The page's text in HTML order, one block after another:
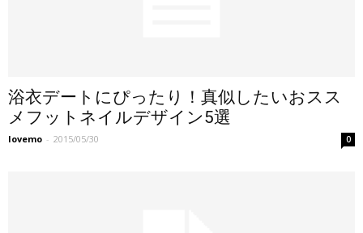
浴衣デートにぴったり！真似したいおスス
メフットネイルデザイン5選
lovemo - 2015/05/30 0